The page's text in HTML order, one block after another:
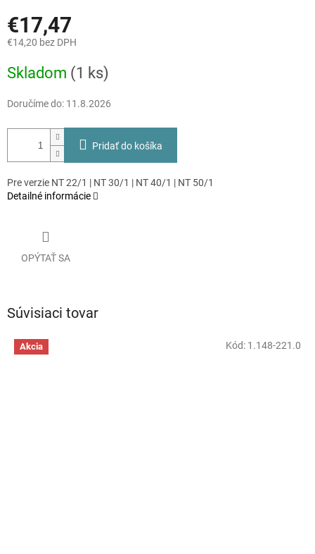
€17,47
€14,20 bez DPH
cena:
Skladom (1 ks)
Doručíme do: 11.8.2026
Pridať do košíka
Pre verzie NT 22/1 | NT 30/1 | NT 40/1 | NT 50/1
Detailné informácie
OPÝTAŤ SA
Súvisiaci tovar
Akcia Kód: 1.148-221.0